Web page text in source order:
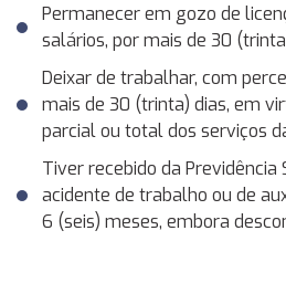
Permanecer em gozo de
salários, por mais de 30
Deixar de trabalhar, com
mais de 30 (trinta) dias, em
parcial ou total dos serviços
Tiver recebido da Previdência
acidente de trabalho ou de
6 (seis) meses, embora